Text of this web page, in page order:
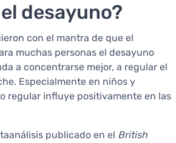
desayuno?
con el mantra de que el
muchas personas el desayuno
a concentrarse mejor, a regular el
Especialmente en niños y
regular influye positivamente en las
publicado en el British